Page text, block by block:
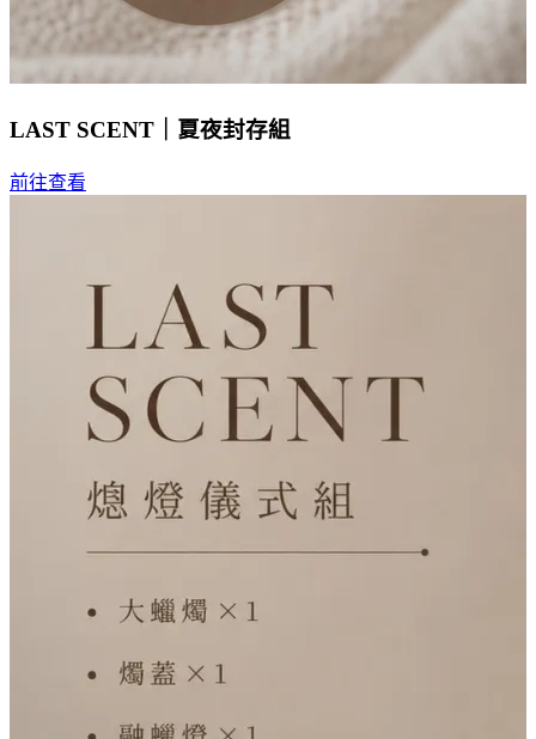
LAST SCENT｜夏夜封存組
前往查看